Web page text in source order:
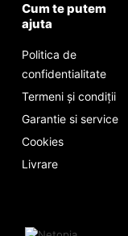
Cum te putem
ajuta
Politica de
confidentialitate
Termeni și condiții
Garantie si service
Cookies
Livrare